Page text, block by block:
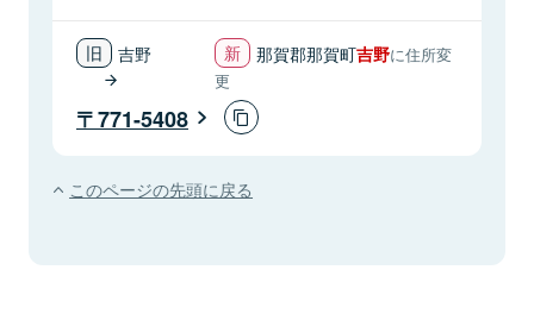
吉野 那賀郡那賀町吉野に住所変
更
771-5408
このページの先頭に戻る